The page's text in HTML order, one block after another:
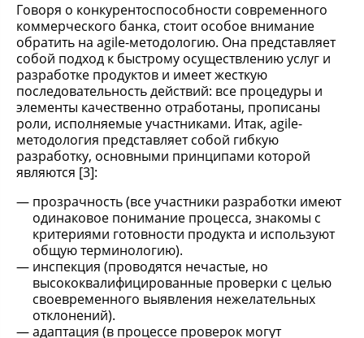
Говоря о конкурентоспособности современного
коммерческого банка, стоит особое внимание
обратить на agile-методологию. Она представляет
собой подход к быстрому осуществлению услуг и
разработке продуктов и имеет жесткую
последовательность действий: все процедуры и
элементы качественно отработаны, прописаны
роли, исполняемые участниками. Итак, agile-
методология представляет собой гибкую
разработку, основными принципами которой
являются [3]:
прозрачность (все участники разработки имеют
одинаковое понимание процесса, знакомы с
критериями готовности продукта и используют
общую терминологию).
инспекция (проводятся нечастые, но
высококвалифицированные проверки с целью
своевременного выявления нежелательных
отклонений).
адаптация (в процессе проверок могут